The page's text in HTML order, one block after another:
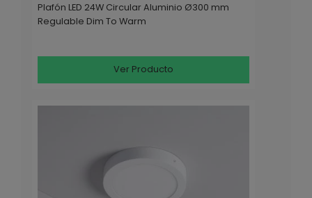
Plafón LED 24W Circular Aluminio Ø300 mm
Regulable Dim To Warm
Ver Producto